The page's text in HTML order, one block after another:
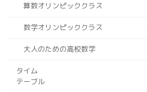
算数オリンピッククラス
数学オリンピッククラス
大人のための高校数学
タイム
テーブル